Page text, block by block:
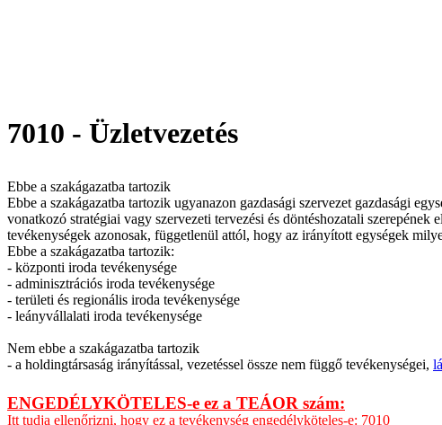
7010 - Üzletvezetés
Ebbe a szakágazatba tartozik
Ebbe a szakágazatba tartozik ugyanazon gazdasági szervezet gazdasági
vonatkozó stratégiai vagy szervezeti tervezési és döntéshozatali
tevékenységek azonosak, függetlenül attól, hogy az irányított egységek
Ebbe a szakágazatba tartozik:
- központi iroda tevékenysége
- adminisztrációs iroda tevékenysége
- területi és regionális iroda tevékenysége
- leányvállalati iroda tevékenysége
Nem ebbe a szakágazatba tartozik
- a holdingtársaság irányítással, vezetéssel össze nem függő tevékenységei,
ENGEDÉLYKÖTELES-e ez a TEÁOR szám:
Itt tudja ellenőrizni, hogy ez a tevékenység engedélyköteles-e: 7010